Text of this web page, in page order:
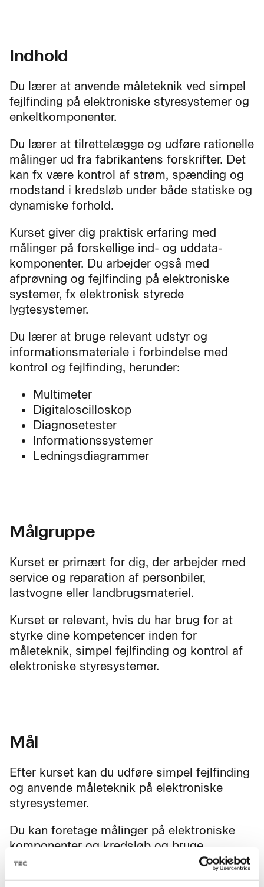
Indhold
Du lærer at anvende måleteknik ved simpel
fejlfinding på elektroniske styresystemer og
enkeltkomponenter.
Du lærer at tilrettelægge og udføre rationelle
målinger ud fra fabrikantens forskrifter. Det
kan fx være kontrol af strøm, spænding og
modstand i kredsløb under både statiske og
dynamiske forhold.
Kurset giver dig praktisk erfaring med
målinger på forskellige ind- og uddata-
komponenter. Du arbejder også med
afprøvning og fejlfinding på elektroniske
systemer, fx elektronisk styrede
lygtesystemer.
Du lærer at bruge relevant udstyr og
informationsmateriale i forbindelse med
kontrol og fejlfinding, herunder:
Multimeter
Digitaloscilloskop
Diagnosetester
Informationssystemer
Ledningsdiagrammer
Målgruppe
Kurset er primært for dig, der arbejder med
service og reparation af personbiler,
lastvogne eller landbrugsmateriel.
Kurset er relevant, hvis du har brug for at
styrke dine kompetencer inden for
måleteknik, simpel fejlfinding og kontrol af
elektroniske styresystemer.
Mål
Efter kurset kan du udføre simpel fejlfinding
og anvende måleteknik på elektroniske
styresystemer.
Du kan foretage målinger på elektroniske
komponenter og kredsløb og bruge
multimeter, digitaloscilloskop,